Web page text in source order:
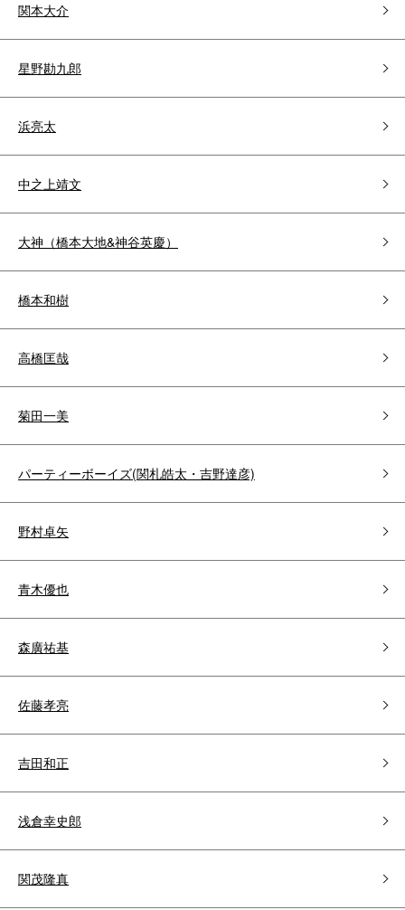
関本大介
星野勘九郎
浜亮太
中之上靖文
大神（橋本大地&神谷英慶）
橋本和樹
高橋匡哉
菊田一美
パーティーボーイズ(関札皓太・吉野達彦)
野村卓矢
青木優也
森廣祐基
佐藤孝亮
吉田和正
浅倉幸史郎
関茂隆真